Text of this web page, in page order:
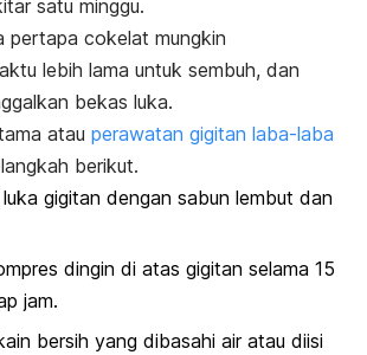
satu minggu.
pertapa cokelat mungkin
lebih lama untuk sembuh, dan
bekas luka.
atau perawatan gigitan laba-laba
berikut.
gigitan dengan sabun lembut dan
dingin di atas gigitan selama 15
jam.
bersih yang dibasahi air atau diisi